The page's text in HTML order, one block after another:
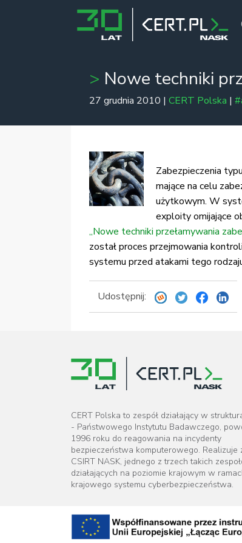
Nowe techniki
27 grudnia 2010 | CERT Polska |
Zabezpieczenia
mające na celu
użytkowym. W
exploity omijające
„Nowe techniki przełamywania
został proces przejmowania
systemu przed atakami tego
Udostępnij:
CERT Polska to zespół działający w
- Państwowego Instytutu Badawczego,
1996 roku do reagowania na incydenty
bezpieczeństwa komputerowego. Realizuje
CSIRT NASK, jednego z trzech takich
działających na poziomie krajowym w
krajowego systemu cyberbezpieczeństwa.